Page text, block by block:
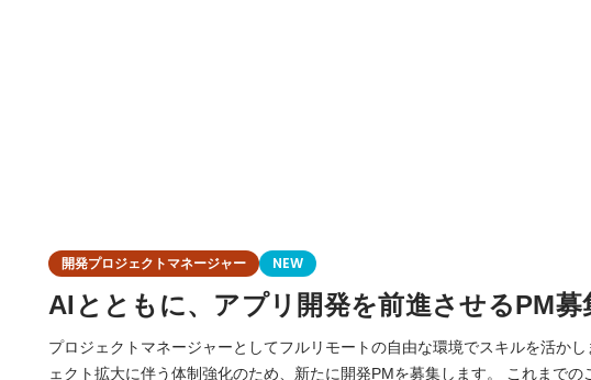
開発プロジェクトマネージャー NEW
AIとともに、アプリ開発を前進させるPM募
プロジェクトマネージャーとしてフルリモートの自由な環境でスキルを活かしませんか？ 【募集
ェクト拡大に伴う体制強化のため、新たに開発PMを募集します。 これまでの